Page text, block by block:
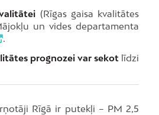
(Rīgas gaisa kvalitātes
un vides departamenta
.
prognozei var sekot līdzi
Rīgā ir putekļi – PM 2,5